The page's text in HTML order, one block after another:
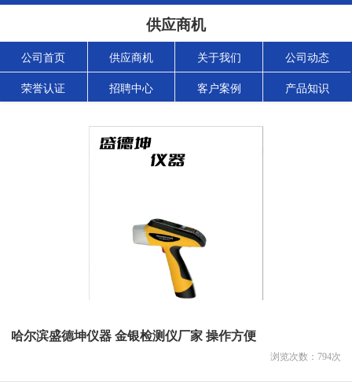
供应商机
公司首页 供应商机 关于我们 公司动态
荣誉认证 招聘中心 客户案例 产品知识
哈尔滨盛德坤仪器 金银检测仪厂家 操作方便
浏览次数： 794次